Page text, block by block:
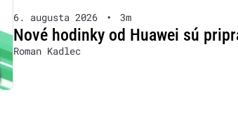
6. augusta 2026 • 3m
Nové hodinky od Huawei sú
Roman Kadlec